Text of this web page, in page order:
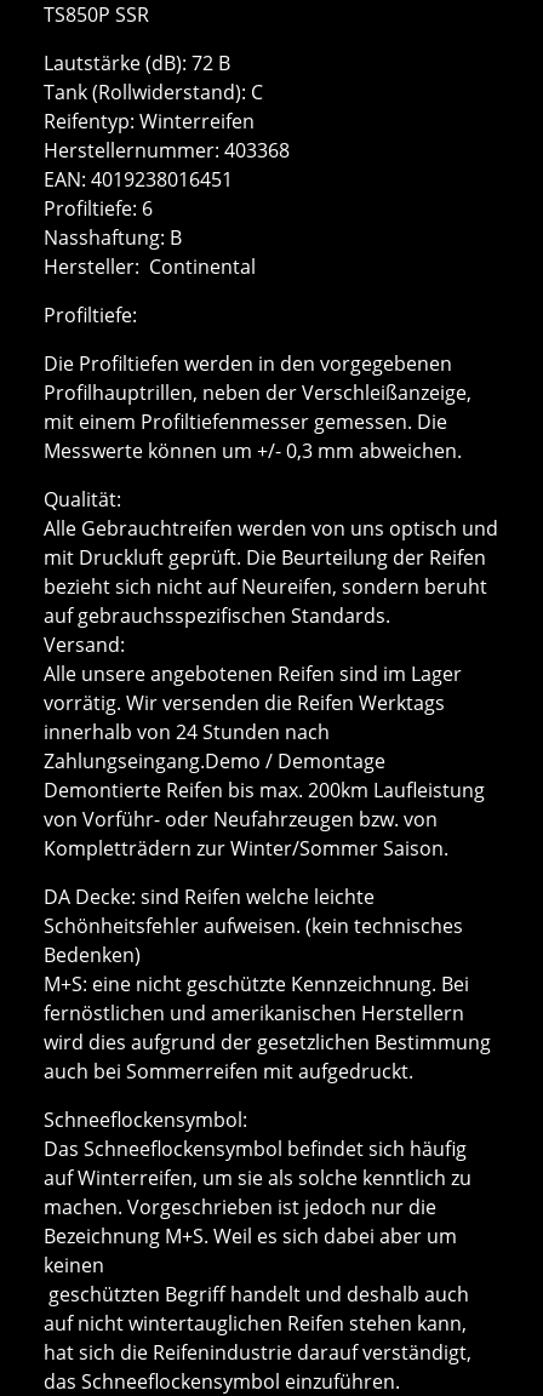
TS850P SSR
Lautstärke (dB): 72 B
Tank (Rollwiderstand): C
Reifentyp: Winterreifen
Herstellernummer: 403368
EAN: 4019238016451
Profiltiefe: 6
Nasshaftung: B
Hersteller: Continental
Profiltiefe:
Die Profiltiefen werden in den vorgegebenen
Profilhauptrillen, neben der Verschleißanzeige,
mit einem Profiltiefenmesser gemessen. Die
Messwerte können um +/- 0,3 mm abweichen.
Qualität:
Alle Gebrauchtreifen werden von uns optisch und
mit Druckluft geprüft. Die Beurteilung der Reifen
bezieht sich nicht auf Neureifen, sondern beruht
auf gebrauchsspezifischen Standards.
Versand:
Alle unsere angebotenen Reifen sind im Lager
vorrätig. Wir versenden die Reifen Werktags
innerhalb von 24 Stunden nach
Zahlungseingang.Demo / Demontage
Demontierte Reifen bis max. 200km Laufleistung
von Vorführ- oder Neufahrzeugen bzw. von
Kompletträdern zur Winter/Sommer Saison.
DA Decke: sind Reifen welche leichte
Schönheitsfehler aufweisen. (kein technisches
Bedenken)
M+S: eine nicht geschützte Kennzeichnung. Bei
fernöstlichen und amerikanischen Herstellern
wird dies aufgrund der gesetzlichen Bestimmung
auch bei Sommerreifen mit aufgedruckt.
Schneeflockensymbol:
Das Schneeflockensymbol befindet sich häufig
auf Winterreifen, um sie als solche kenntlich zu
machen. Vorgeschrieben ist jedoch nur die
Bezeichnung M+S. Weil es sich dabei aber um
keinen
geschützten Begriff handelt und deshalb auch
auf nicht wintertauglichen Reifen stehen kann,
hat sich die Reifenindustrie darauf verständigt,
das Schneeflockensymbol einzuführen.